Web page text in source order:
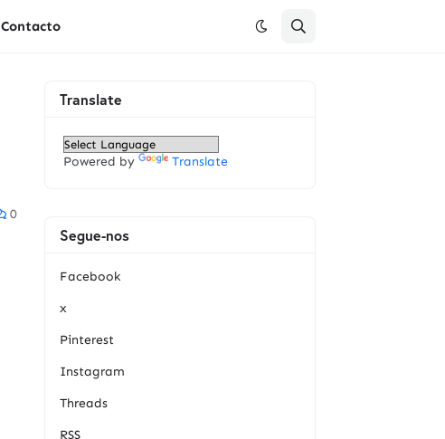
Contacto
0
Translate
Powered by Translate
Segue-nos
Facebook
x
Pinterest
Instagram
Threads
RSS